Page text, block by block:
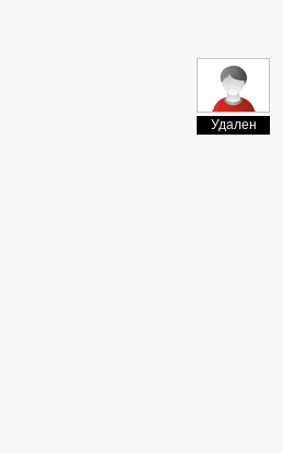
Удален